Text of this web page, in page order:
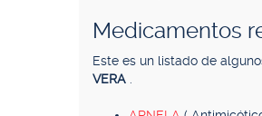
Medicamentos
Este es un listado de
VERA